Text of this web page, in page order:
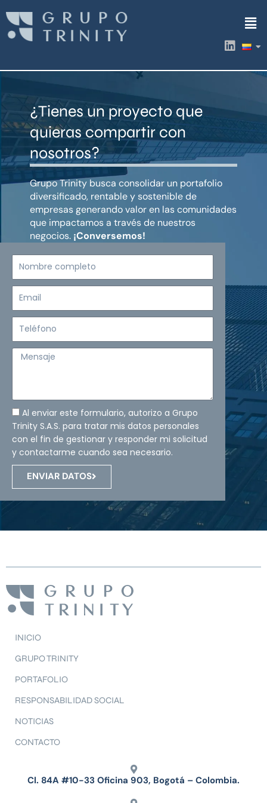
contenido
L
i
k
i
¿Tienes un proyecto que
quieras compartir con
nosotros?
Grupo Trinity busca consolidar un portafolio
diversificado, rentable y sostenible de
empresas generando valor en las comunidades
que impactamos a través de nuestros
negocios. ¡Conversemos!
Mensaje
Al enviar este formulario, autorizo a Grupo
Trinity S.A.S. para tratar mis datos personales
con el fin de gestionar y responder mi solicitud
y contactarme cuando sea necesario.
ENVIAR DATOS
INICIO
GRUPO TRINITY
PORTAFOLIO
RESPONSABILIDAD SOCIAL
NOTICIAS
CONTACTO
Cl. 84A #10-33 Oficina 903, Bogotá – Colombia.